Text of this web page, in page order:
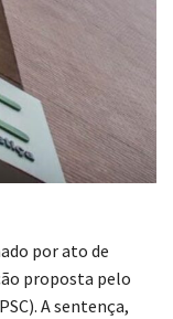
por ato de
proposta pelo
A sentença,